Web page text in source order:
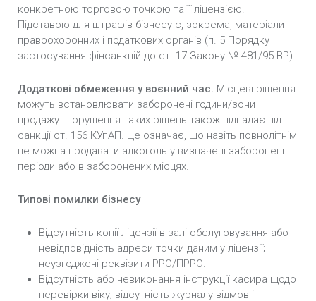
конкретною торговою точкою та її ліцензією.
Підставою для штрафів бізнесу є, зокрема, матеріали
правоохоронних і податкових органів (п. 5 Порядку
застосування фінсанкцій до ст. 17 Закону № 481/95-ВР).
Додаткові обмеження у воєнний час. Місцеві рішення
можуть встановлювати заборонені години/зони
продажу. Порушення таких рішень також підпадає під
санкції ст. 156 КУпАП. Це означає, що навіть повнолітнім
не можна продавати алкоголь у визначені заборонені
періоди або в заборонених місцях.
Типові помилки бізнесу
Відсутність копії ліцензії в залі обслуговування або
невідповідність адреси точки даним у ліцензії;
неузгоджені реквізити РРО/ПРРО.
Відсутність або невиконання інструкції касира щодо
перевірки віку; відсутність журналу відмов і